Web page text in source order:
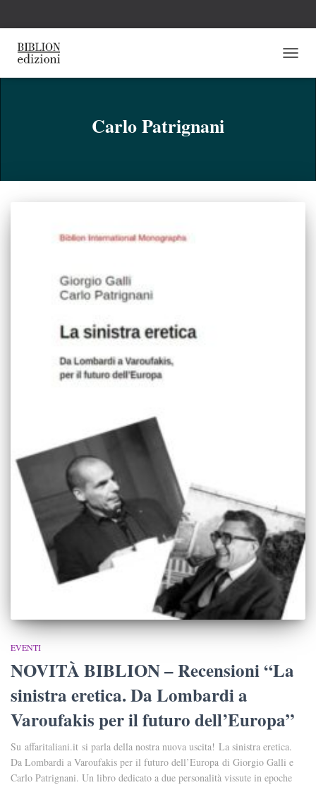
Carlo Patrignani
EVENTI
NOVITÀ BIBLION – Recensioni “La
sinistra eretica. Da Lombardi a
Varoufakis per il futuro dell’Europa”
Su affaritaliani.it si parla della nostra nuova uscita! La sinistra eretica.
Da Lombardi a Varoufakis per il futuro dell’Europa di Giorgio Galli e
Carlo Patrignani. Un libro dedicato a due personalità vissute in epoche